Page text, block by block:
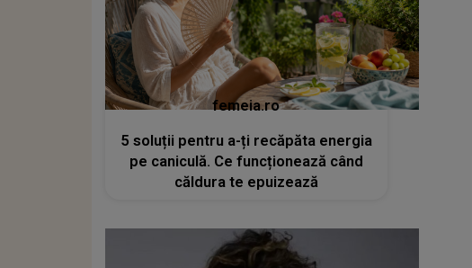
femeia.ro
5 soluții pentru a-ți recăpăta energia
pe caniculă. Ce funcționează când
căldura te epuizează